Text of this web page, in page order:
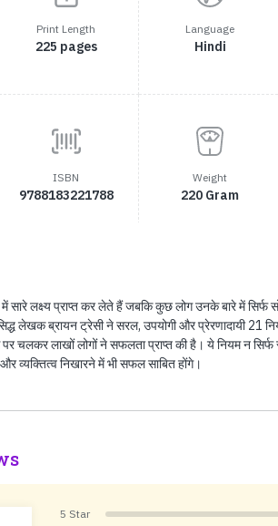
Print Length
225 pages
Language
Hindi
ISBN
9788183221788
Weight
220 Gram
सारे लक्ष्य प्राप्त कर लेते हैं जबकि कुछ लोग उनके बारे में सिर्फ
लेखक ब्रायन ट्रेसी ने सरल, उपयोगी और प्रेरणादायी 21
चलकर लाखों लोगों ने सफलता प्राप्त की है। ये नियम न
व्यक्‍तित्व निखारने में भी सफल साबित होंगे।
5 Star